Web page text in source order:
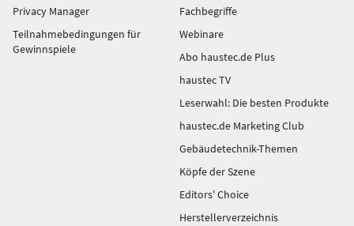
Privacy Manager
Teilnahmebedingungen für
Gewinnspiele
Fachbegriffe
Webinare
Abo haustec.de Plus
haustec TV
Leserwahl: Die besten Produkte
haustec.de Marketing Club
Gebäudetechnik-Themen
Köpfe der Szene
Editors' Choice
Herstellerverzeichnis